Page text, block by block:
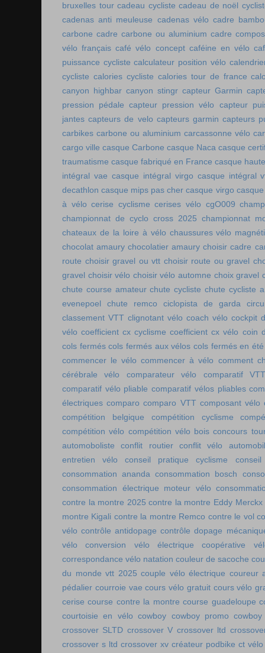
bruxelles tour cadeau cycliste cadeau de noël
cadenas anti meuleuse cadenas vélo cadre
carbone cadre carbone ou aluminium cadre
vélo français café vélo concept caféine en vélo
puissance cycliste calculateur position vélo
cycliste calories cycliste calories tour de france
canyon highbar canyon stingr capteur Garmin
pression pédale capteur pression vélo
capteur
jantes capteurs de velo capteurs garmin capteurs
carbikes carbone ou aluminium carcassonne vélo
cargo ville casque Carbone casque Naca casque
traumatisme casque fabriqué en France casque
intégral vae casque intégral virgo casque intégral
decathlon casque mips pas cher casque virgo
à vélo cerise cyclisme cerises vélo cgO009
championnat de cyclo cross 2025 championnat
chateaux de la loire à vélo chaussures vélo
chocolat amaury chocolatier amaury choisir cadre
route choisir gravel ou vtt choisir route ou gravel
gravel choisir vélo choisir vélo automne choix gravel
chute course amateur chute cycliste chute cycliste
evenepoel
chute remco ciclopista de garda
classement VTT clignotant vélo coach vélo cockpit
vélo coefficient cx cyclisme coefficient cx vélo coin
cols fermés cols fermés aux vélos cols fermés en été
commencer le vélo commencer à vélo comment
cérébrale vélo
comparateur vélo
comparatif
comparatif vélo pliable comparatif vélos pliables
électriques comparo comparo VTT composant vélo
compétition belgique
compétition cyclisme
compétition vélo compétition vélo bois concours
automoboliste
conflit routier
conflit vélo
entretien vélo
conseil pratique cyclisme
consommation ananda consommation bosch
consommation électrique moteur vélo
contre la montre 2025 contre la montre Eddy Merckx
montre Kigali contre la montre Remco contre le vol
vélo contrôle antidopage contrôle dopage
vélo
conversion vélo électrique
coopérative
correspondance vélo natation couleur de sacoche
du monde vtt 2025 couple vélo électrique coureur
pédalier courroie vae cours vélo gratuit cours vélo
cerise course contre la montre course guadeloupe
courtoisie en vélo cowboy cowboy promo
crossover SLTD crossover V crossover ltd
crossover s ltd crossover xv créateur podbike ct vélo